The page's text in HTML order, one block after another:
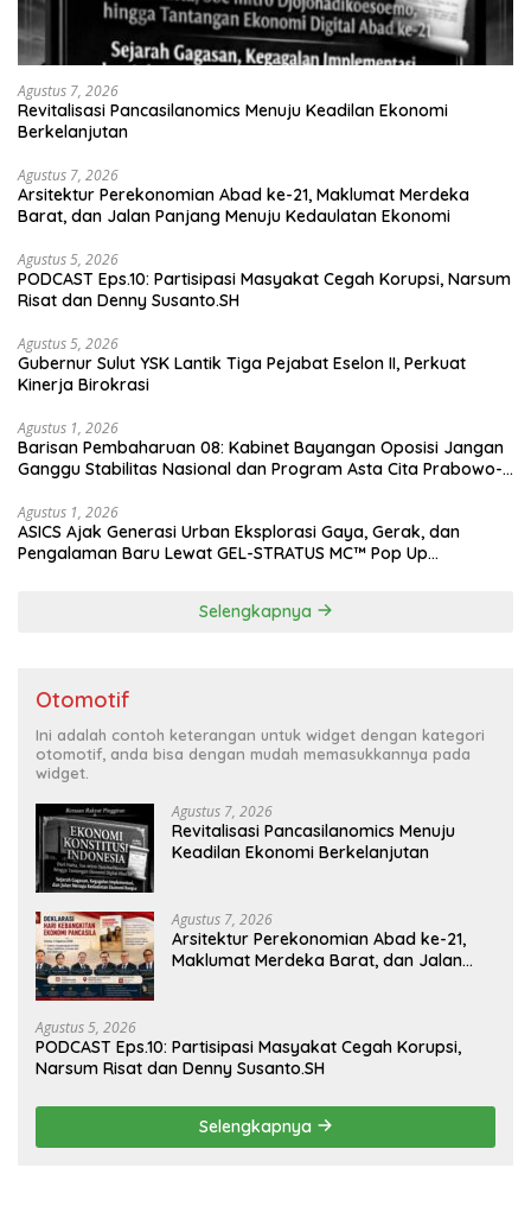
Agustus 7, 2026
Revitalisasi Pancasilanomics Menuju Keadilan Ekonomi
Berkelanjutan
Agustus 7, 2026
Arsitektur Perekonomian Abad ke-21, Maklumat Merdeka
Barat, dan Jalan Panjang Menuju Kedaulatan Ekonomi
Agustus 5, 2026
PODCAST Eps.10: Partisipasi Masyakat Cegah Korupsi, Narsum
Risat dan Denny Susanto.SH
Agustus 5, 2026
Gubernur Sulut YSK Lantik Tiga Pejabat Eselon II, Perkuat
Kinerja Birokrasi
Agustus 1, 2026
Barisan Pembaharuan 08: Kabinet Bayangan Oposisi Jangan
Ganggu Stabilitas Nasional dan Program Asta Cita Prabowo-
Agustus 1, 2026
ASICS Ajak Generasi Urban Eksplorasi Gaya, Gerak, dan
Pengalaman Baru Lewat GEL-STRATUS MC™ Pop Up
Selengkapnya
Otomotif
Ini adalah contoh keterangan untuk widget dengan kategori
otomotif, anda bisa dengan mudah memasukkannya pada
widget.
Agustus 7, 2026
Revitalisasi Pancasilanomics Menuju
Keadilan Ekonomi Berkelanjutan
Agustus 7, 2026
Arsitektur Perekonomian Abad ke-21,
Maklumat Merdeka Barat, dan Jalan
Agustus 5, 2026
PODCAST Eps.10: Partisipasi Masyakat Cegah Korupsi,
Narsum Risat dan Denny Susanto.SH
Selengkapnya